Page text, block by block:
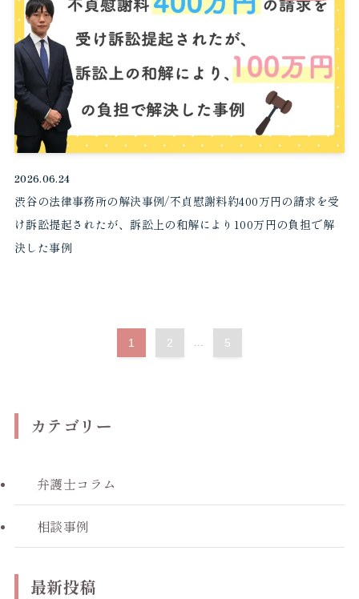
渋谷の法律事務所の解決事例/不貞慰謝料約400万円の請求を受
け訴訟提起されたが、訴訟上の和解により100万円の負担で解
決した事例
2026.06.24
1 2 5
カテゴリー
弁護士コラム
相談事例
最新投稿